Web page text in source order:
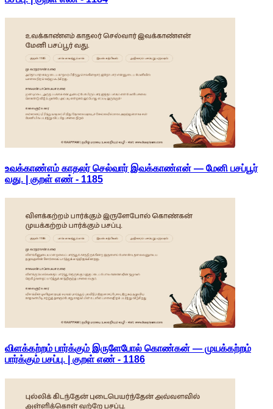
உவக்காண்எம் காதலர் செல்வார் இவக்காண்என் — மேனி பசப்பூர்
வது. | குறள் எண் - 1185
விளக்கற்றம் பார்க்கும் இருளேபோல் கொண்கன் — முயக்கற்றம்
பார்க்கும் பசப்பு. | குறள் எண் - 1186